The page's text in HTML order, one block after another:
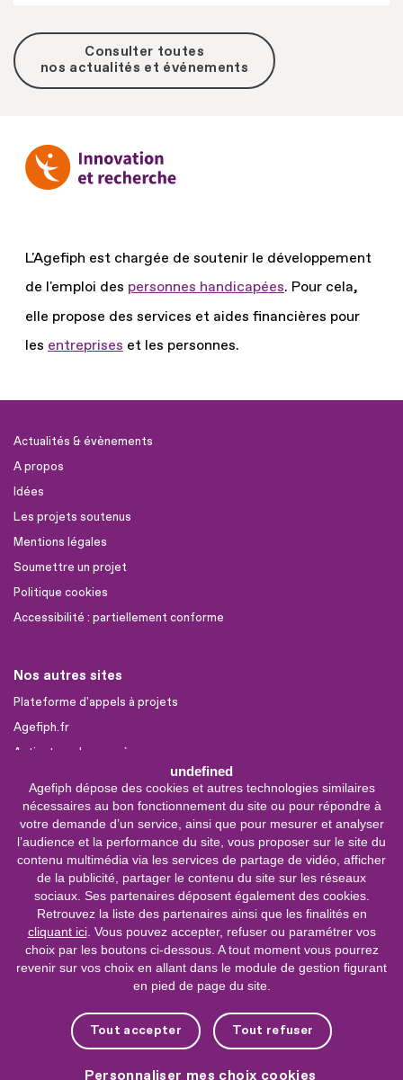
undefined
Agefiph dépose des cookies et autres technologies similaires
nécessaires au bon fonctionnement du site ou pour répondre à
votre demande d’un service, ainsi que pour mesurer et analyser
l’audience et la performance du site, vous proposer sur le site du
contenu multimédia via les services de partage de vidéo, afficher
de la publicité, partager le contenu du site sur les réseaux
sociaux. Ses partenaires déposent également des cookies.
Retrouvez la liste des partenaires ainsi que les finalités en
cliquant ici. Vous pouvez accepter, refuser ou paramétrer vos
choix par les boutons ci-dessous. A tout moment vous pourrez
revenir sur vos choix en allant dans le module de gestion figurant
en pied de page du site.
Tout accepter Tout refuser
Personnaliser mes choix cookies
Consulter toutes
nos actualités et événements
L'Agefiph est chargée de soutenir le développement
de l'emploi des personnes handicapées. Pour cela,
elle propose des services et aides financières pour
les entreprises et les personnes.
Actualités & évènements
A propos
Idées
Les projets soutenus
Mentions légales
Soumettre un projet
Politique cookies
Accessibilité : partiellement conforme
Nos autres sites
Plateforme d'appels à projets
Agefiph.fr
Activateur de progrès
Sites partenaires
FIRAH
CNSA
FIPHFP
Mon parcours
Handicap
INCa
0 800 11 10 09
Service &
appel gratuits
De 9h à 18h.
Nous contacter